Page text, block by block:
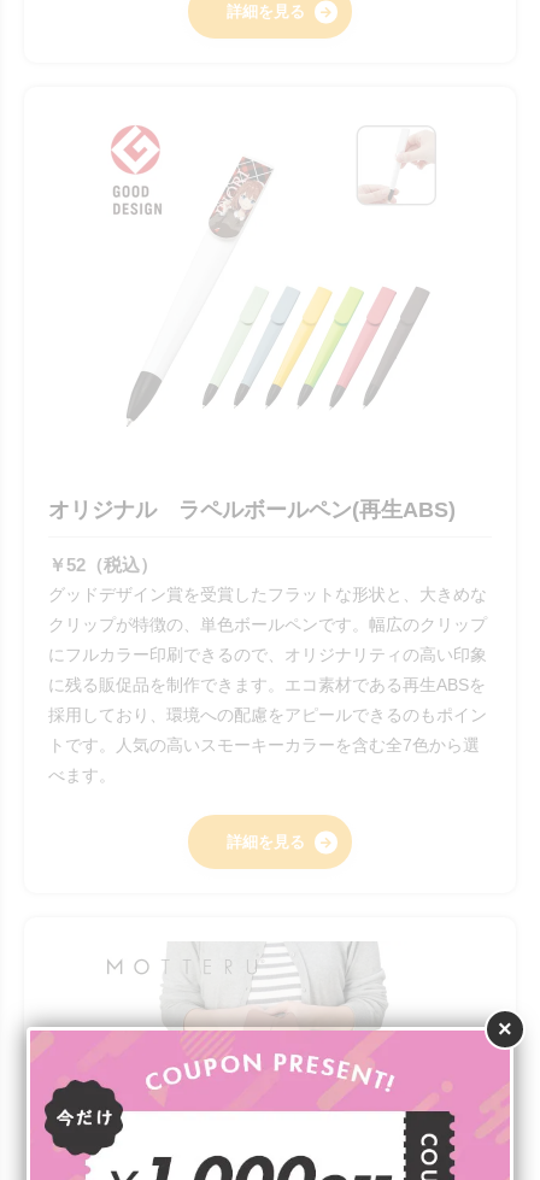
×
詳細を見る
オリジナル ラペルボールペン(再生ABS)
￥52（税込）
グッドデザイン賞を受賞したフラットな形状と、大きめな
クリップが特徴の、単色ボールペンです。幅広のクリップ
にフルカラー印刷できるので、オリジナリティの高い印象
に残る販促品を制作できます。エコ素材である再生ABSを
採用しており、環境への配慮をアピールできるのもポイン
トです。人気の高いスモーキーカラーを含む全7色から選
べます。
詳細を見る